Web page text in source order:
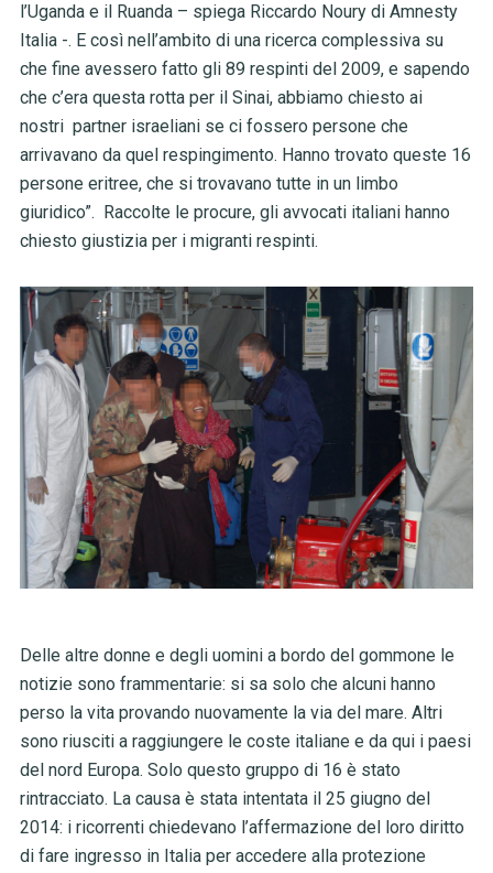
l’Uganda e il Ruanda – spiega Riccardo Noury di Amnesty
Italia -. E così nell’ambito di una ricerca complessiva su
che fine avessero fatto gli 89 respinti del 2009, e sapendo
che c’era questa rotta per il Sinai, abbiamo chiesto ai
nostri partner israeliani se ci fossero persone che
arrivavano da quel respingimento. Hanno trovato queste 16
persone eritree, che si trovavano tutte in un limbo
giuridico”. Raccolte le procure, gli avvocati italiani hanno
chiesto giustizia per i migranti respinti.
Delle altre donne e degli uomini a bordo del gommone le
notizie sono frammentarie: si sa solo che alcuni hanno
perso la vita provando nuovamente la via del mare. Altri
sono riusciti a raggiungere le coste italiane e da qui i paesi
del nord Europa. Solo questo gruppo di 16 è stato
rintracciato. La causa è stata intentata il 25 giugno del
2014: i ricorrenti chiedevano l’affermazione del loro diritto
di fare ingresso in Italia per accedere alla protezione